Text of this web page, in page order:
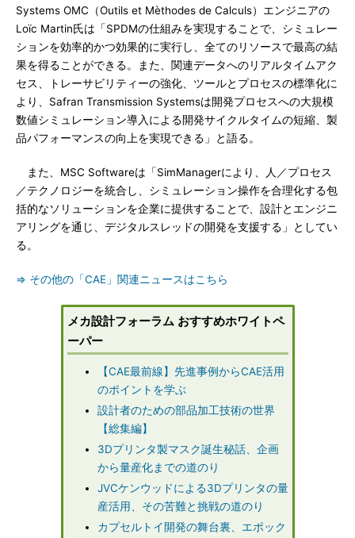
Systems OMC（Outils et Mèthodes de Calculs）エンジニアの
Loïc Martin氏は「SPDMの仕組みを実現することで、シミュレー
ションを効率的かつ効果的に実行し、全てのリソースで最高の結
果を得ることができる。また、関連データへのリアルタイムアク
セス、トレーサビリティーの強化、ツールとプロセスの標準化に
より、Safran Transmission Systemsは開発プロセスへの大規模
数値シミュレーション導入による開発サイクルタイムの短縮、製
品パフォーマンスの向上を実現できる」と語る。
また、MSC Softwareは「SimManagerにより、人／プロセス
／テクノロジーを統合し、シミュレーション操作を合理化する包
括的なソリューションを企業に提供することで、設計とエンジニ
アリングを通じ、デジタルスレッドの開発を支援する」としてい
る。
⇒ その他の「CAE」関連ニュースはこちら
メカ設計フォーラム おすすめホワイトペ
ーパー
【CAE最前線】先進事例からCAE活用
のポイントを学ぶ
設計者のための部品加工技術の世界
【総集編】
3Dプリンタ製マスク誕生秘話、企画
から量産化までの道のり
JVCケンウッドによる3Dプリンタの量
産活用、その苦難と挑戦の道のり
カプセルトイ開発の舞台裏、エポック